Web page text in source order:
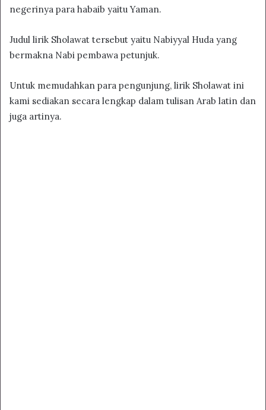
negerinya para habaib yaitu Yaman.
Judul lirik Sholawat tersebut yaitu Nabiyyal Huda yang
bermakna Nabi pembawa petunjuk.
Untuk memudahkan para pengunjung, lirik Sholawat ini
kami sediakan secara lengkap dalam tulisan Arab latin dan
juga artinya.